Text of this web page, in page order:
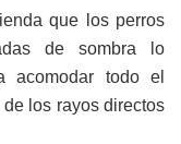
que los perros
de sombra lo
acomodar todo el
los rayos directos